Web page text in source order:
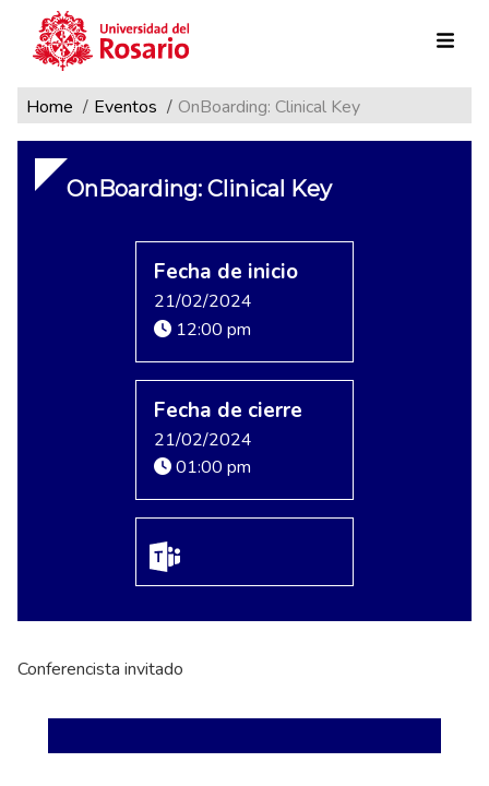
Pasar al contenido principal
Ruta de navegación
Home Eventos OnBoarding: Clinical Key
OnBoarding: Clinical Key
Fecha de inicio
21/02/2024
12:00 pm
Fecha de cierre
21/02/2024
01:00 pm
Conferencista invitado